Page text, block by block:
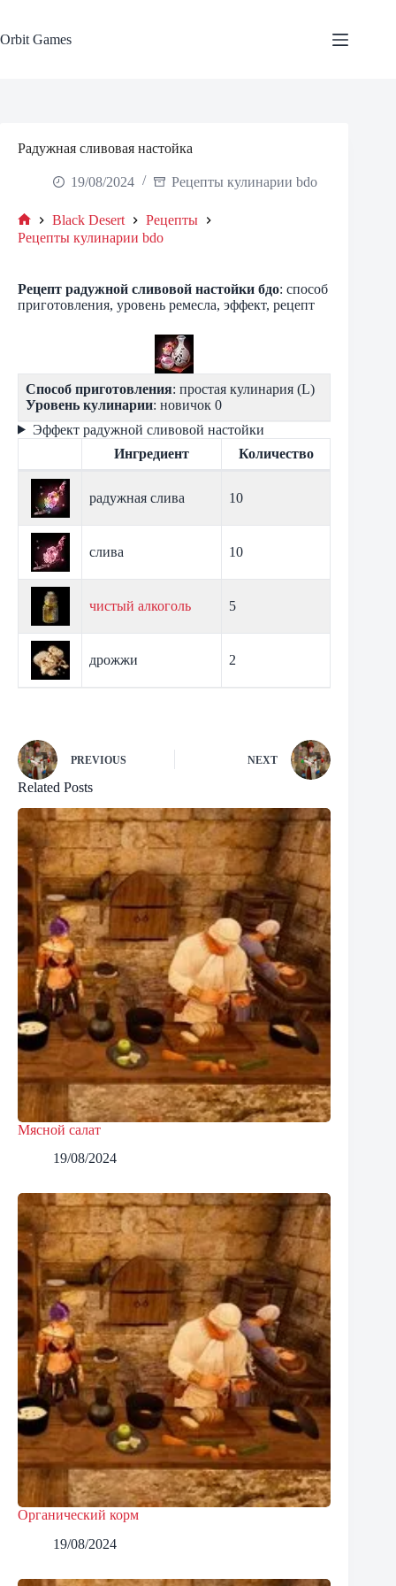
content
Orbit Games
Радужная сливовая настойка
19/08/2024 Рецепты кулинарии bdo
Home
Black Desert
Рецепты
Рецепты кулинарии bdo
Рецепт радужной сливовой настойки бдо: способ
приготовления, уровень ремесла, эффект, рецепт
Способ приготовления: простая кулинария (L)
Уровень кулинарии: новичок 0
Эффект радужной сливовой настойки
Ингредиент
Количество
радужная слива 10
слива 10
чистый алкоголь 5
дрожжи 2
PREVIOUS NEXT
Related Posts
Мясной салат
19/08/2024
Органический корм
19/08/2024